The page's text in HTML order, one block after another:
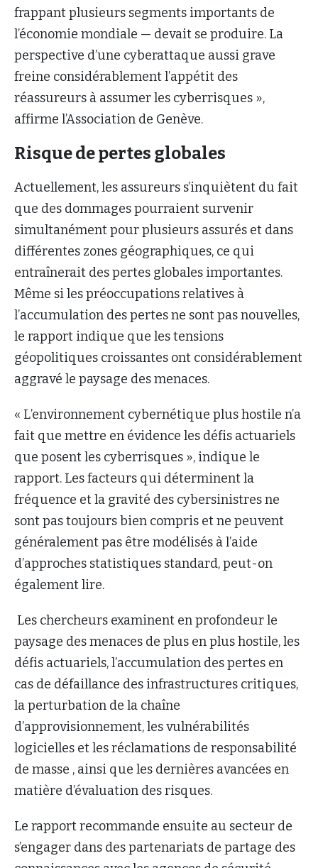
frappant plusieurs segments importants de
l’économie mondiale — devait se produire. La
perspective d’une cyberattaque aussi grave
freine considérablement l’appétit des
réassureurs à assumer les cyberrisques »,
affirme l’Association de Genève.
Risque de pertes globales
Actuellement, les assureurs s’inquiètent du fait
que des dommages pourraient survenir
simultanément pour plusieurs assurés et dans
différentes zones géographiques, ce qui
entraînerait des pertes globales importantes.
Même si les préoccupations relatives à
l’accumulation des pertes ne sont pas nouvelles,
le rapport indique que les tensions
géopolitiques croissantes ont considérablement
aggravé le paysage des menaces.
« L’environnement cybernétique plus hostile n’a
fait que mettre en évidence les défis actuariels
que posent les cyberrisques », indique le
rapport. Les facteurs qui déterminent la
fréquence et la gravité des cybersinistres ne
sont pas toujours bien compris et ne peuvent
généralement pas être modélisés à l’aide
d’approches statistiques standard, peut-on
également lire.
Les chercheurs examinent en profondeur le
paysage des menaces de plus en plus hostile, les
défis actuariels, l’accumulation des pertes en
cas de défaillance des infrastructures critiques,
la perturbation de la chaîne
d’approvisionnement, les vulnérabilités
logicielles et les réclamations de responsabilité
de masse , ainsi que les dernières avancées en
matière d’évaluation des risques.
Le rapport recommande ensuite au secteur de
s’engager dans des partenariats de partage des